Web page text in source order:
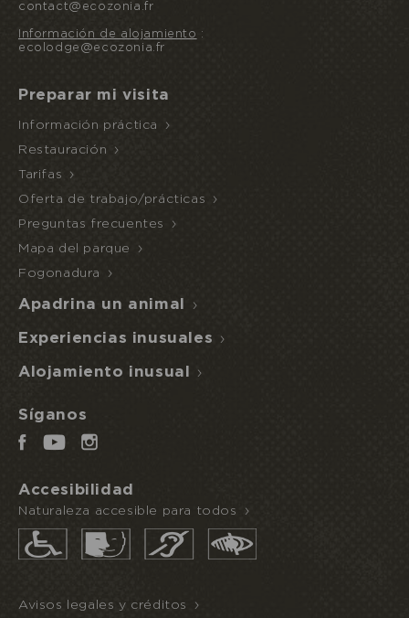
contact@ecozonia.fr
Información de alojamiento :
ecolodge@ecozonia.fr
Preparar mi visita
Información práctica
Restauración
Tarifas
Oferta de trabajo/prácticas
Preguntas frecuentes
Mapa del parque
Fogonadura
Apadrina un animal
Experiencias inusuales
Alojamiento inusual
Síganos
Accesibilidad
Naturaleza accesible para todos
Avisos legales y créditos
ACCESO
ECOPARQUE
Reservo u ofrezco una estancia